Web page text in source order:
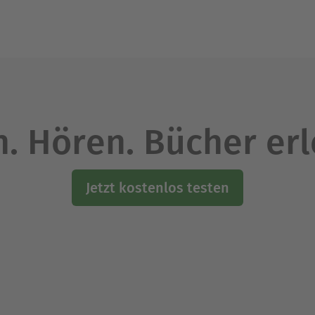
Hören. Bücher
Jetzt kostenlos testen